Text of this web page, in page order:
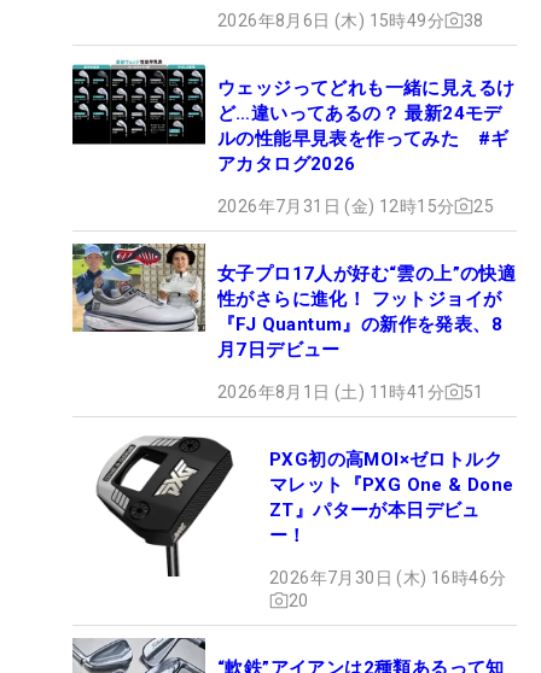
2026年8月6日 (木) 15時49分 38
ウェッジってどれも一緒に見えるけ
ど…違いってあるの？ 最新24モデ
ルの性能早見表を作ってみた #ギ
アカタログ2026
2026年7月31日 (金) 12時15分 25
女子プロ17人が好む“雲の上”の快適
性がさらに進化！ フットジョイが
『FJ Quantum』の新作を発表、8
月7日デビュー
2026年8月1日 (土) 11時41分 51
PXG初の高MOI×ゼロトルク
マレット『PXG One & Done
ZT』パターが本日デビュ
ー！
2026年7月30日 (木) 16時46分
20
“軟鉄”アイアンは2種類あるって知